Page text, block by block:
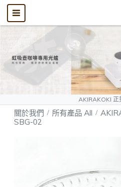
AKIRAKOKI
關於我們 所有產品 All
SBG-02